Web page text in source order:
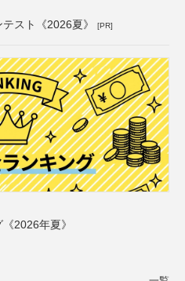
スト《2026夏》 [PR]
2026年夏》